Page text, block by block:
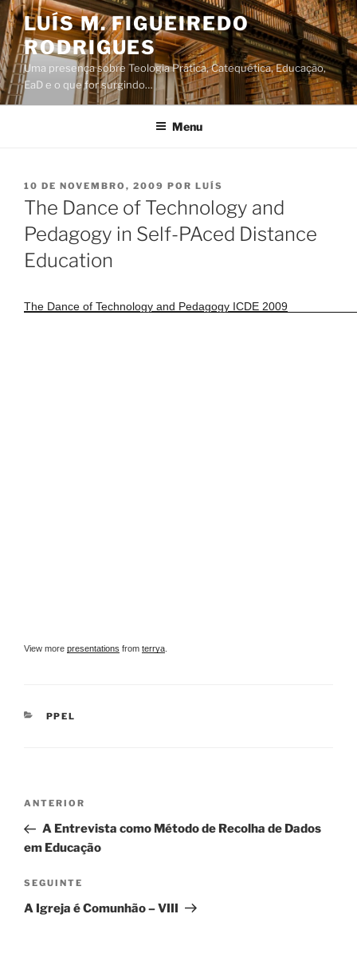
Saltar
para
o
conteúdo
LUÍS M. FIGUEIREDO
RODRIGUES
Uma presença sobre Teologia Prática, Catequética, Educação,
EaD e o que for surgindo…
Menu
PUBLICADO
EM
10 DE NOVEMBRO, 2009 POR LUÍS
The Dance of Technology and
Pedagogy in Self-PAced Distance
Education
The Dance of Technology and Pedagogy ICDE 2009
View more presentations from terrya
CATEGORIAS
PPEL
Navegação
artigos
Conteúdo
anterior
ANTERIOR
A Entrevista como Método de Recolha de Dados
em Educação
Conteúdo
seguinte
SEGUINTE
A Igreja é Comunhão – VIII